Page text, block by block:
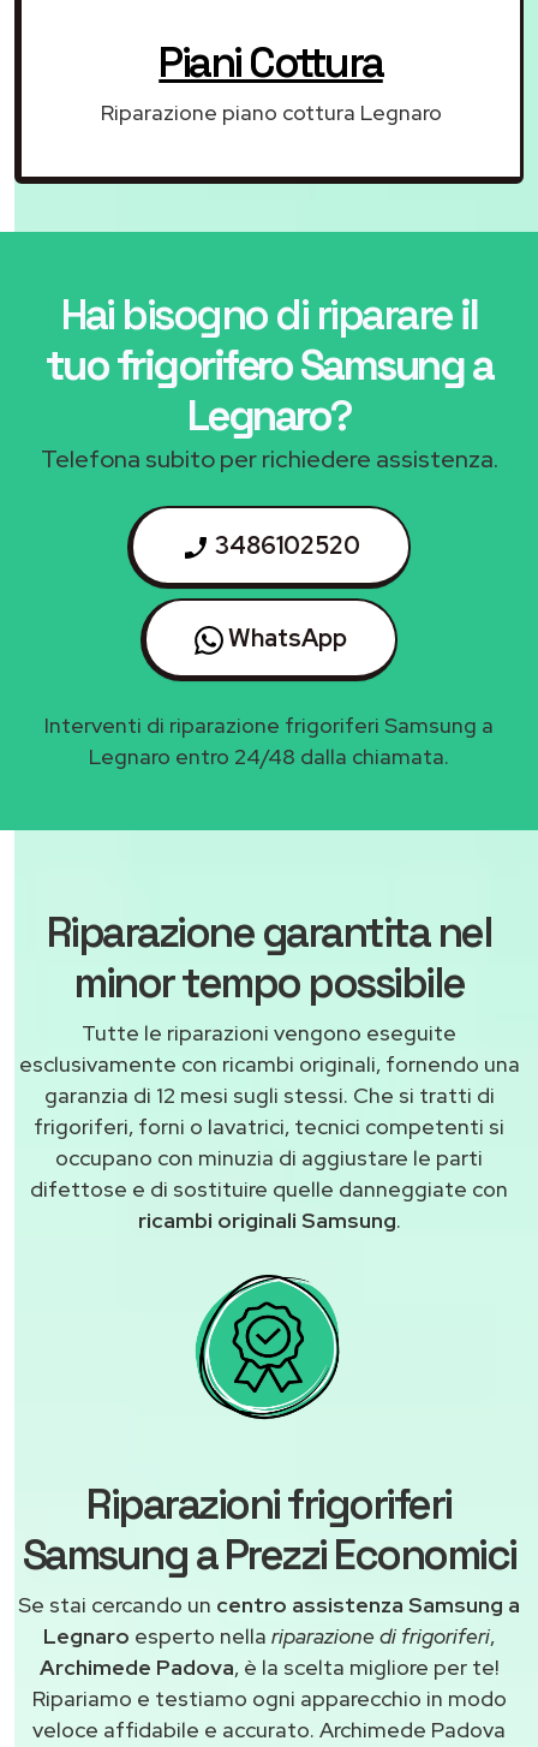
Piani Cottura
Riparazione piano cottura Legnaro
Hai bisogno di riparareil
tuo frigorifero Samsung a
Legnaro?
Telefona subito per richiedere assistenza.
3486102520
WhatsApp
Interventi di riparazione frigoriferi Samsung a
Legnaro entro 24/48 dalla chiamata.
Riparazione garantita nel
minor tempo possibile
Tutte le riparazioni vengono eseguite
esclusivamente con ricambi originali, fornendo una
garanzia di 12 mesi sugli stessi. Che si tratti di
frigoriferi, forni o lavatrici, tecnici competenti si
occupano con minuzia di aggiustare le parti
difettose e di sostituire quelle danneggiate con
ricambi originali Samsung.
Riparazioni frigoriferi
Samsung a Prezzi Economici
Se stai cercando un centro assistenza Samsung a
Legnaro esperto nella riparazione di frigoriferi,
Archimede Padova, è la scelta migliore per te!
Ripariamo e testiamo ogni apparecchio in modo
veloce affidabile e accurato. Archimede Padova